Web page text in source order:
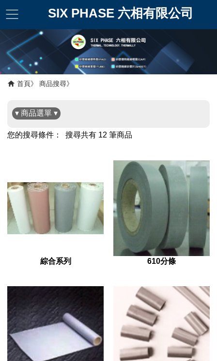
SIX PHASE 六相有限公司
首頁 商品搜尋
▾ 商品選單 ▾
您的搜尋條件： 搜尋共有 12 筆商品
綜合系列 610分條